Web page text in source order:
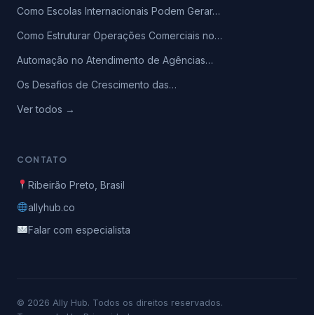
Como Escolas Internacionais Podem Gerar…
Como Estruturar Operações Comerciais no…
Automação no Atendimento de Agências…
Os Desafios de Crescimento das…
Ver todos →
CONTATO
Ribeirão Preto, Brasil
allyhub.co
Falar com especialista
© 2026 Ally Hub. Todos os direitos reservados.